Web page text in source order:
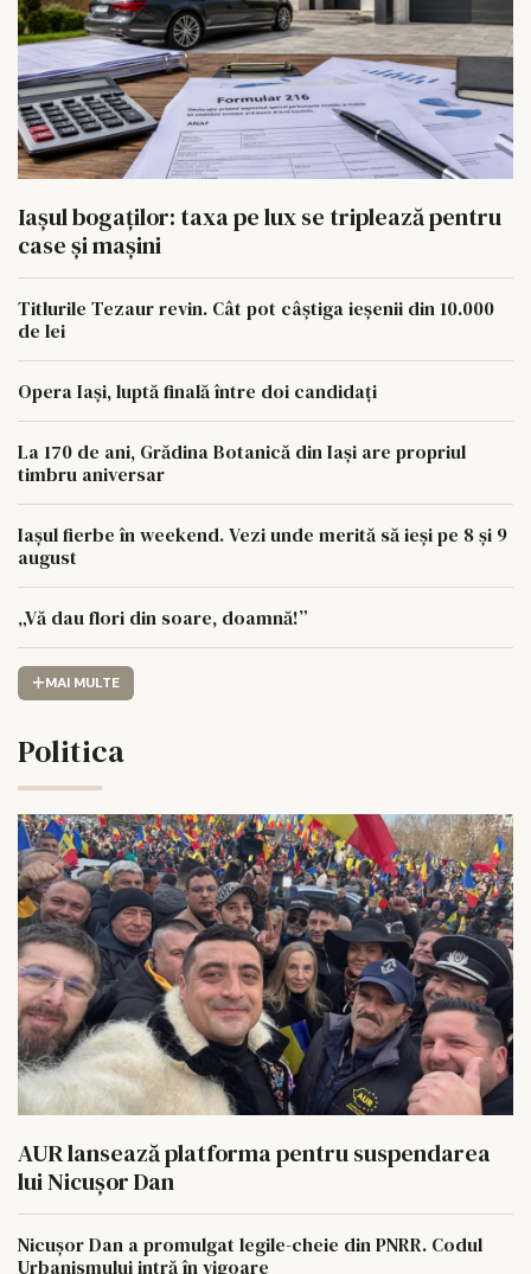
Iașul bogaților: taxa pe lux se triplează pentru
case și mașini
Titlurile Tezaur revin. Cât pot câștiga ieșenii din 10.000
de lei
Opera Iași, luptă finală între doi candidați
La 170 de ani, Grădina Botanică din Iași are propriul
timbru aniversar
Iașul fierbe în weekend. Vezi unde merită să ieși pe 8 și 9
august
„Vă dau flori din soare, doamnă!”
MAI MULTE
Politica
AUR lansează platforma pentru suspendarea
lui Nicușor Dan
Nicușor Dan a promulgat legile-cheie din PNRR. Codul
Urbanismului intră în vigoare